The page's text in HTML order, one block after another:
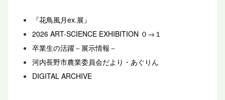
『花鳥風月ex.展』
2026 ART-SCIENCE EXHIBITION ０→１
卒業生の活躍－展示情報－
河内長野市農業委員会だより・あぐりん
DIGITAL ARCHIVE